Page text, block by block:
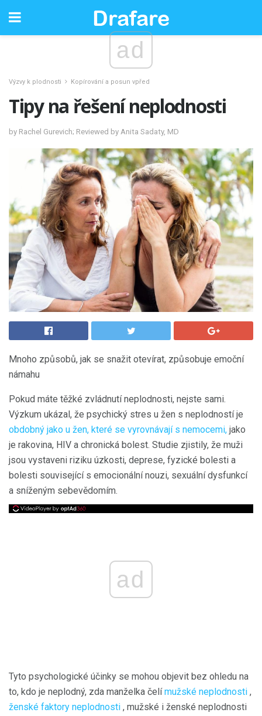
ad
Výzvy k plodnosti Kopírování a posun vpřed
Tipy na řešení neplodnosti
by Rachel Gurevich; Reviewed by Anita Sadaty, MD
Mnoho způsobů, jak se snažit otevírat, způsobuje emoční
námahu
Pokud máte těžké zvládnutí neplodnosti, nejste sami.
Výzkum ukázal, že psychický stres u žen s neplodností je
obdobný jako u žen, které se vyrovnávají s nemocemi, jako
je rakovina, HIV a chronická bolest. Studie zjistily, že muži
jsou vystaveni riziku úzkosti, deprese, fyzické bolesti a
bolesti související s emocionální nouzi, sexuální dysfunkcí
a sníženým sebevědomím.
ad
Tyto psychologické účinky se mohou objevit bez ohledu na
to, kdo je neplodný, zda manželka čelímužské neplodnosti ,
ženské faktory neplodnosti , mužské i ženské neplodnosti